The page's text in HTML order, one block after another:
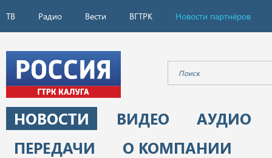
ТВ Радио Вести ВГТРК Новости партнёров
НОВОСТИ ВИДЕО
АУДИО
ПЕРЕДАЧИ
О КОМПАНИИ